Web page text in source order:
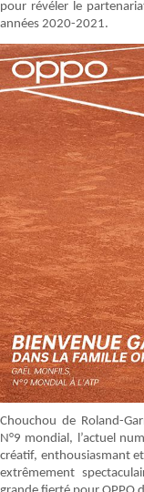
pour révéler le
années 2020-2021.
Chouchou de Roland-
N°9 mondial, l’actuel
créatif, enthousiasmant
extrêmement